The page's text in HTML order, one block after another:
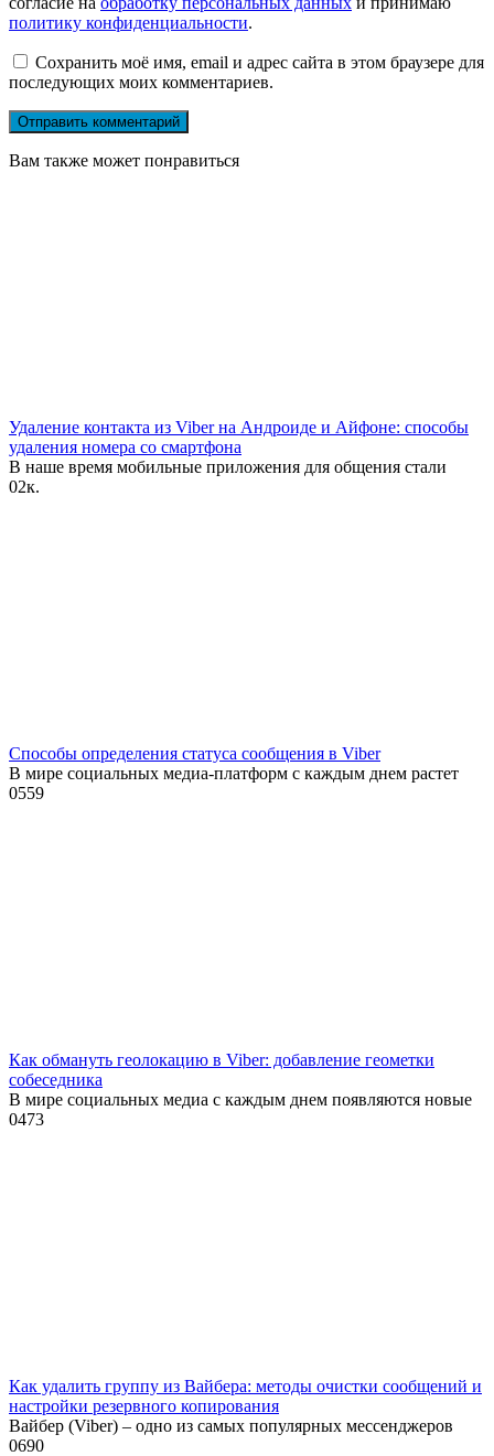
политику конфиденциальности.
Сохранить моё имя, email и адрес сайта в этом браузере для
последующих моих комментариев.
Вам также может понравиться
Удаление контакта из Viber на Андроиде и Айфоне: способы
удаления номера со смартфона
В наше время мобильные приложения для общения стали
02к.
Способы определения статуса сообщения в Viber
В мире социальных медиа-платформ с каждым днем растет
0559
Как обмануть геолокацию в Viber: добавление геометки
собеседника
В мире социальных медиа с каждым днем появляются новые
0473
Как удалить группу из Вайбера: методы очистки сообщений и
настройки резервного копирования
Вайбер (Viber) – одно из самых популярных мессенджеров
0690